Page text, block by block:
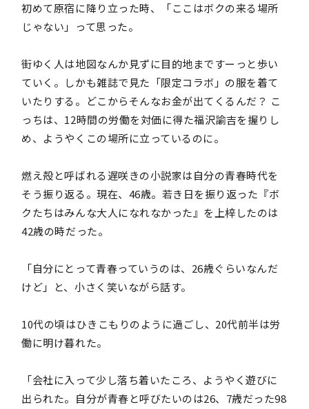
初めて原宿に降り立った時、「ここはボクの来る場所
じゃない」って思った。
街ゆく人は地図なんか見ずに目的地まですーっと歩い
ていく。しかも雑誌で見た「限定コラボ」の服を着て
いたりする。どこからそんなお金が出てくるんだ？ こ
っちは、12時間の労働を対価に得た福沢諭吉を握りし
め、ようやくこの場所に立っているのに。
燃え殻と呼ばれる遅咲きの小説家は自分の青春時代を
そう振り返る。現在、46歳。若き日を振り返った『ボ
クたちはみんな大人になれなかった』を上梓したのは
42歳の時だった。
「自分にとって青春っていうのは、26歳ぐらいなんだ
けど」と、小さく笑いながら話す。
10代の頃はひきこもりのように過ごし、20代前半は労
働に明け暮れた。
「会社に入って少し落ち着いたころ、ようやく遊びに
出られた。自分が青春と呼びたいのは26、7歳だった98